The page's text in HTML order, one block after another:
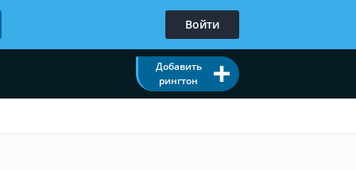
Войти
Добавить
рингтон